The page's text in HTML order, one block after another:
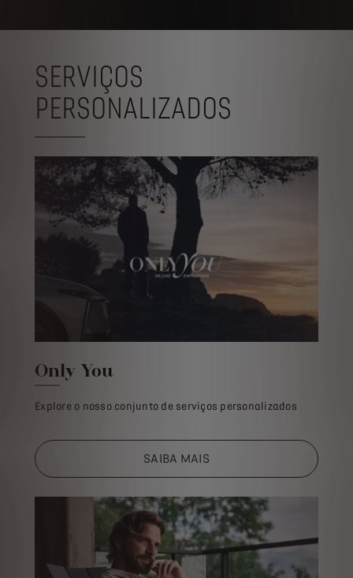
SERVIÇOS
PERSONALIZADOS
Only You
Explore o nosso conjunto de serviços personalizados
SAIBA MAIS